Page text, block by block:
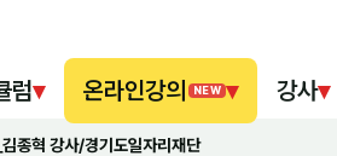
럼▾ 온라인강의 NEW ▾ 강사▾
종혁 강사/경기도일자리재단